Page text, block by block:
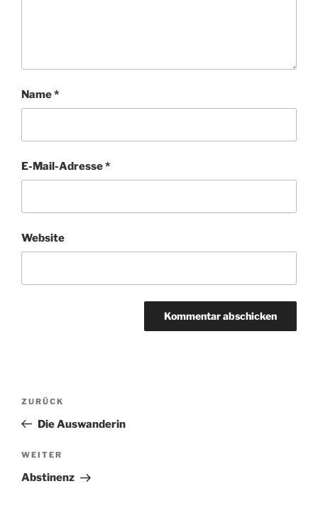
Name*
E-Mail-Adresse*
Website
Beitragsnavigation
Vorheriger
Beitrag
ZURÜCK
Die Auswanderin
Nächster
Beitrag
WEITER
Abstinenz